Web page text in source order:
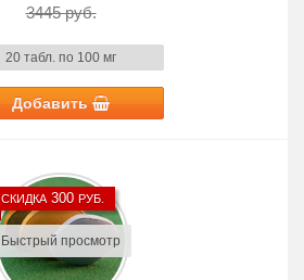
3445 руб.
20 табл. по 100 мг
Добавить
Быстрый просмотр
СКИДКА300 РУБ.